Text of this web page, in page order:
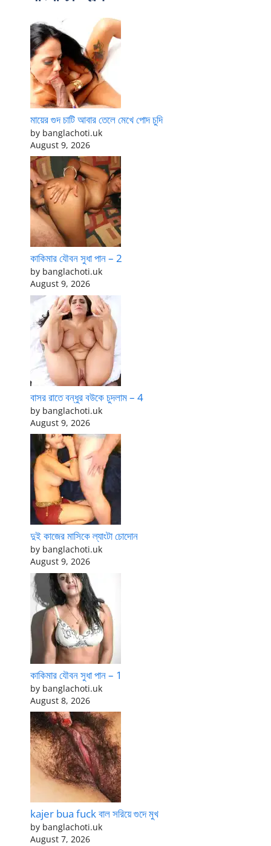
মায়ের গুদ চাটি আবার তেলে মেখে পোদ চুদি
by banglachoti.uk
August 9, 2026
কাকিমার যৌবন সুধা পান – 2
by banglachoti.uk
August 9, 2026
বাসর রাতে বন্ধুর বউকে চুদলাম – 4
by banglachoti.uk
August 9, 2026
দুই কাজের মাসিকে ল্যাংটা চোদোন
by banglachoti.uk
August 9, 2026
কাকিমার যৌবন সুধা পান – 1
by banglachoti.uk
August 8, 2026
kajer bua fuck বাল সরিয়ে গুদে মুখ
by banglachoti.uk
August 7, 2026